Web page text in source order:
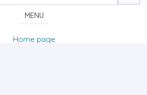
MENU
Home page